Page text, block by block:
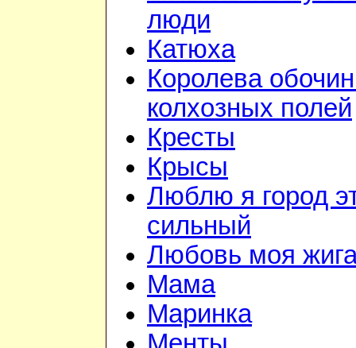
люди
Катюха
Королева
колхозных полей
Кресты
Крысы
Люблю я город
сильный
Любовь моя
Мама
Маринка